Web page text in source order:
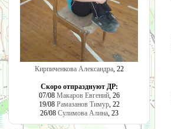
Кирпиченкова Александра, 22
Скоро отпразднуют ДР:
07/08 Макаров Евгений, 26
19/08 Рамазанов Тимур, 22
26/08 Сулимова Алина, 23